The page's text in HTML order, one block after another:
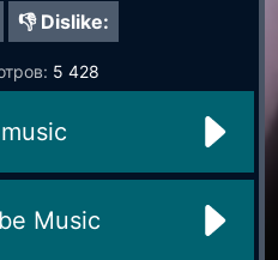
👎 Dislike:
5 428
Music